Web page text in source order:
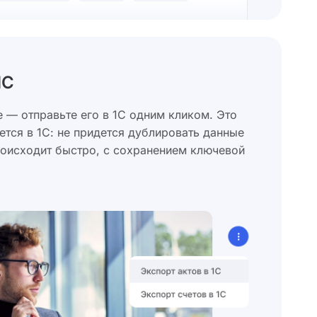
— отправьте его в 1С одним кликом. Это
в 1С: не придется дублировать данные
быстро, с сохранением ключевой